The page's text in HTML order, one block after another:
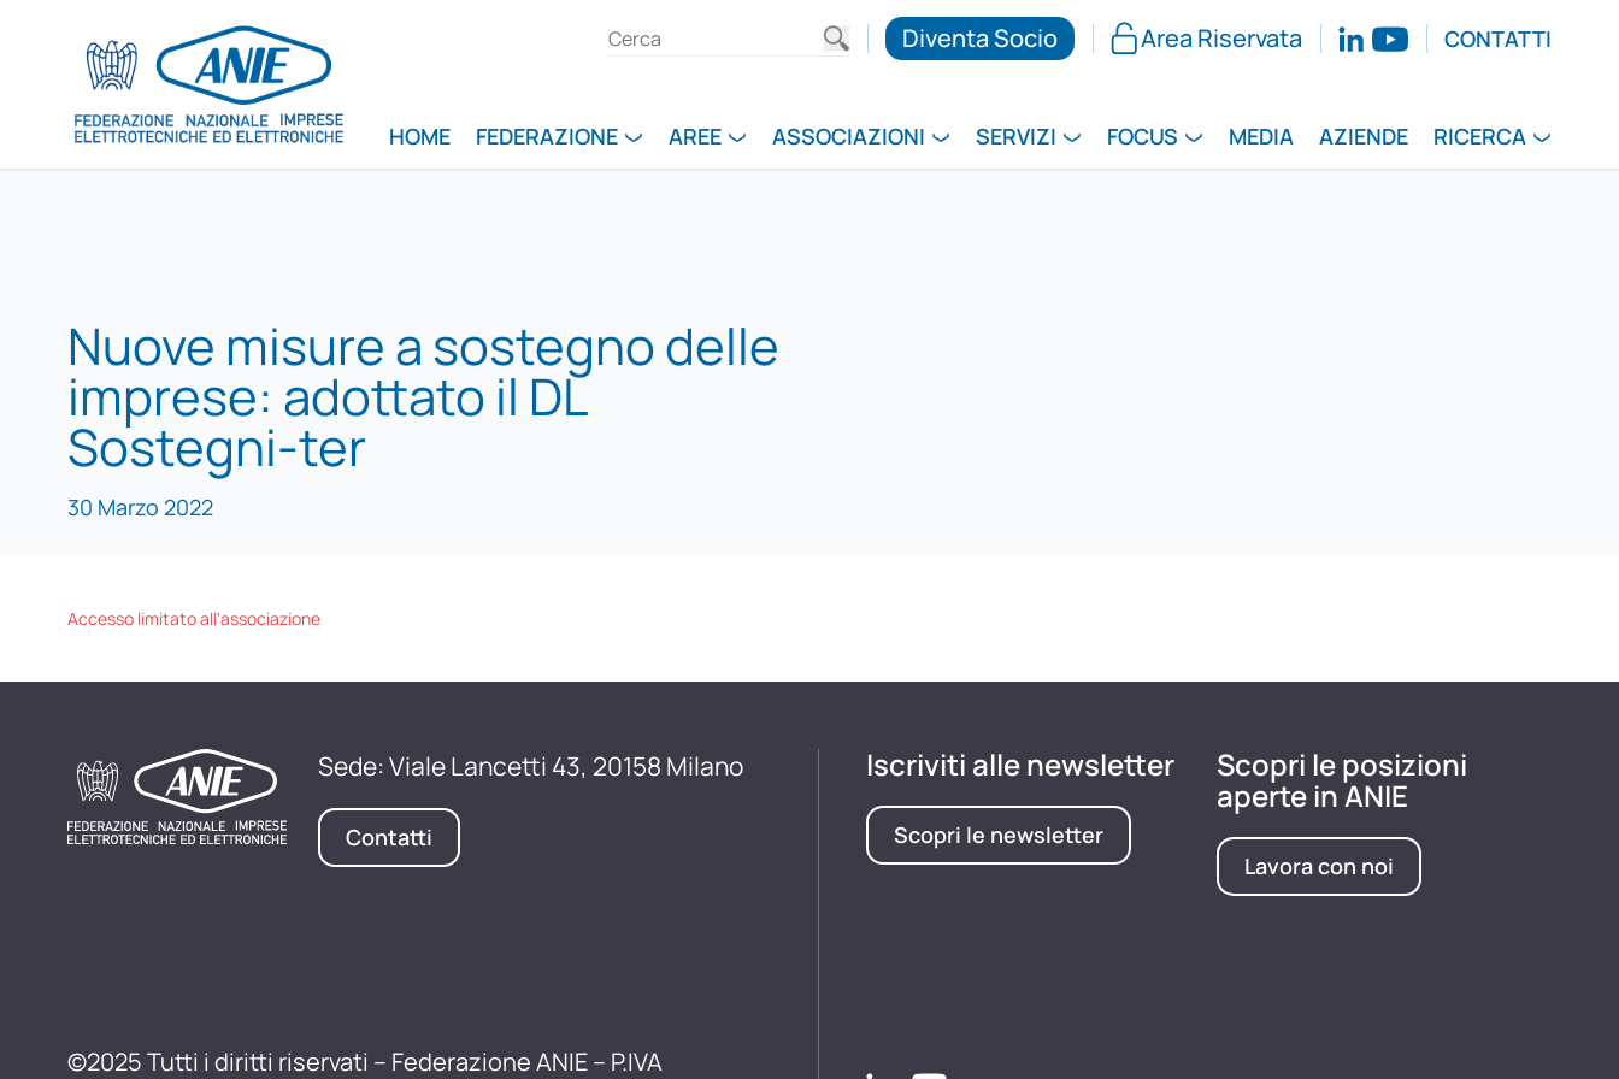
Diventa Socio Area Riservata CONTATTI
HOME FEDERAZIONE AREE ASSOCIAZIONI SERVIZI FOCUS MEDIA AZIENDE RICERCA
Nuove misure a sostegno delle
imprese: adottato il DL
Sostegni-ter
30 Marzo 2022
Accesso limitato all'associazione
Sede: Viale Lancetti 43, 20158 Milano
Contatti
©2025 Tutti i diritti riservati – Federazione ANIE – P.IVA
Iscriviti alle newsletter
Scopri le newsletter
Scopri le posizioni
aperte in ANIE
Lavora con noi